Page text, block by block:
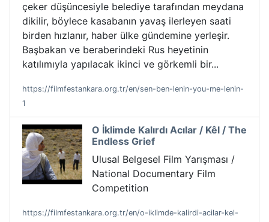
çeker düşüncesiyle belediye tarafından meydana
dikilir, böylece kasabanın yavaş ilerleyen saati
birden hızlanır, haber ülke gündemine yerleşir.
Başbakan ve beraberindeki Rus heyetinin
katılımıyla yapılacak ikinci ve görkemli bir...
https://filmfestankara.org.tr/en/sen-ben-lenin-you-me-lenin-
1
O İklimde Kalırdı Acılar / Kêl / The
Endless Grief
Ulusal Belgesel Film Yarışması /
National Documentary Film
Competition
https://filmfestankara.org.tr/en/o-iklimde-kalirdi-acilar-kel-